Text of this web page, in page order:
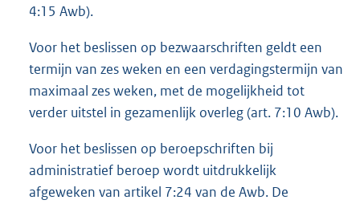
4:15 Awb).
Voor het beslissen op bezwaarschriften geldt een
termijn van zes weken en een verdagingstermijn van
maximaal zes weken, met de mogelijkheid tot
verder uitstel in gezamenlijk overleg (art. 7:10 Awb).
Voor het beslissen op beroepschriften bij
administratief beroep wordt uitdrukkelijk
afgeweken van artikel 7:24 van de Awb. De